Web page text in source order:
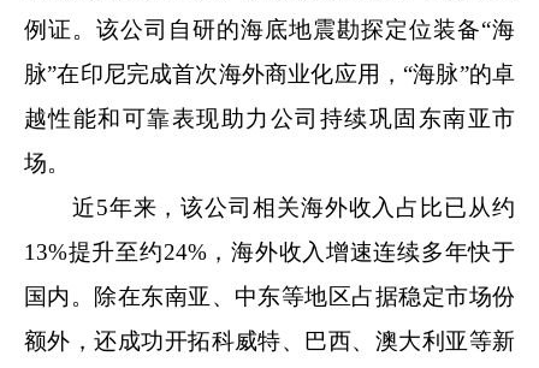
例证。该公司自研的海底地震勘探定位装备“海
脉”在印尼完成首次海外商业化应用，“海脉”的卓
越性能和可靠表现助力公司持续巩固东南亚市
场。
近5年来，该公司相关海外收入占比已从约
13%提升至约24%，海外收入增速连续多年快于
国内。除在东南亚、中东等地区占据稳定市场份
额外，还成功开拓科威特、巴西、澳大利亚等新